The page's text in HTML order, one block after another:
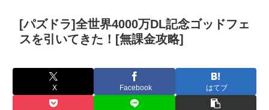
[パズドラ]全世界4000万DL記念ゴッドフェ
スを引いてきた！[無課金攻略]
X Facebook はてブ